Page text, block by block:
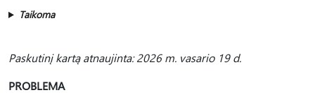
Taikoma
Paskutinį kartą atnaujinta: 2026 m. vasario 19 d.
PROBLEMA